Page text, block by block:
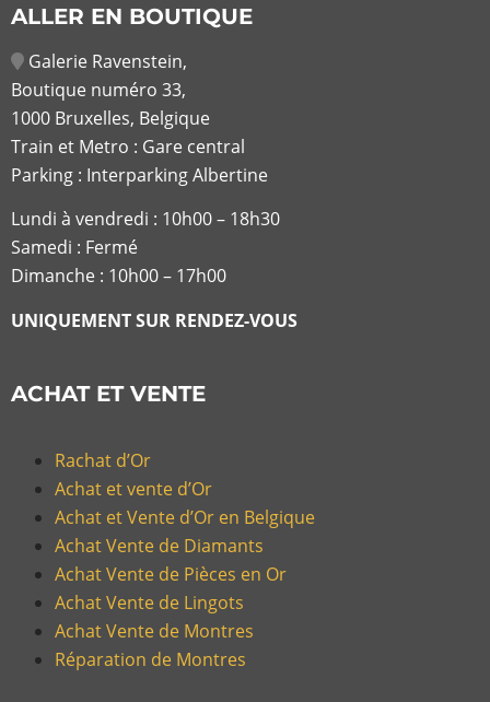
ALLER EN BOUTIQUE
Galerie Ravenstein,
Boutique numéro 33,
1000 Bruxelles, Belgique
Train et Metro : Gare central
Parking : Interparking Albertine
Lundi à vendredi : 10h00 – 18h30
Samedi : Fermé
Dimanche : 10h00 – 17h00
UNIQUEMENT SUR RENDEZ-VOUS
ACHAT ET VENTE
Rachat d’Or
Achat et vente d’Or
Achat et Vente d’Or en Belgique
Achat Vente de Diamants
Achat Vente de Pièces en Or
Achat Vente de Lingots
Achat Vente de Montres
Réparation de Montres